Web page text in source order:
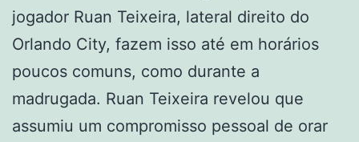
jogador Ruan Teixeira, lateral direito do
Orlando City, fazem isso até em horários
poucos comuns, como durante a
madrugada. Ruan Teixeira revelou que
assumiu um compromisso pessoal de orar